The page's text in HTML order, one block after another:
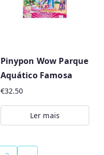
Pinypon Wow Parque
Aquático Famosa
€32.50
Ler mais